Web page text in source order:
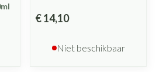
€ 14,10
Niet beschikbaar